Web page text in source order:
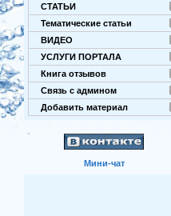
СТАТЬИ
Тематические статьи
ВИДЕО
УСЛУГИ ПОРТАЛА
Книга отзывов
Связь с админом
Добавить материал
Мини-чат